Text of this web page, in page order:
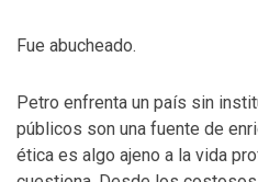
Fue abucheado.
Petro enfrenta un país sin
públicos son una fuente de
ética es algo ajeno a la vida